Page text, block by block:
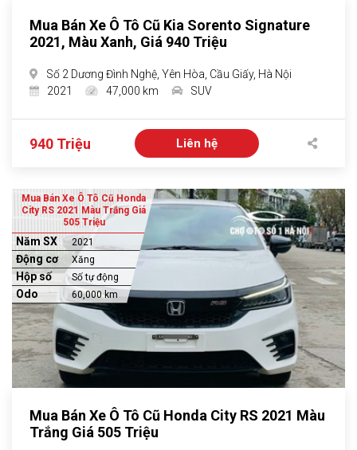
Mua Bán Xe Ô Tô Cũ Kia Sorento Signature
2021, Màu Xanh, Giá 940 Triệu
Số 2 Dương Đình Nghệ, Yên Hòa, Cầu Giấy, Hà Nội
2021
47,000 km SUV
940 Triệu Liên hệ
Mua Bán Xe Ô Tô Cũ Honda
City RS 2021 Màu Trắng Giá
505 Triệu
Năm SX 2021
Động cơ Xăng
Hộp số Số tự động
Odo 60,000 km
Mua Bán Xe Ô Tô Cũ Honda City RS 2021 Màu
Trắng Giá 505 Triệu